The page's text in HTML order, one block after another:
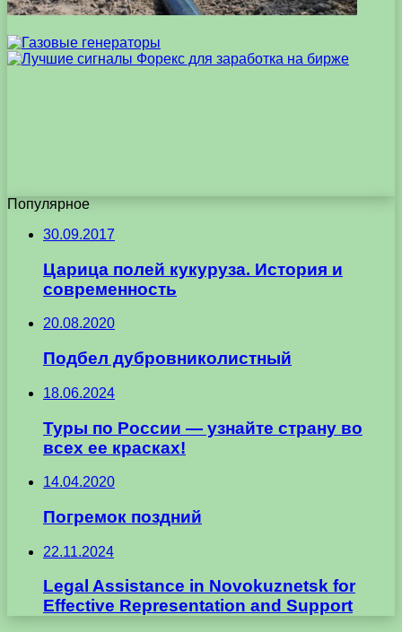
Популярное
30.09.2017
Царица полей кукуруза. История и
современность
20.08.2020
Подбел дубровниколистный
18.06.2024
Туры по России — узнайте страну во
всех ее красках!
14.04.2020
Погремок поздний
22.11.2024
Legal Assistance in Novokuznetsk for
Effective Representation and Support